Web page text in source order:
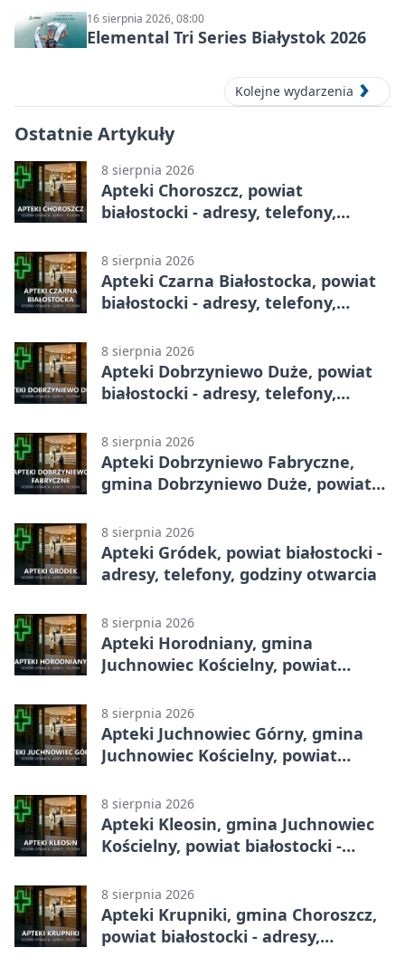
16 sierpnia 2026, 08:00
Elemental Tri Series Białystok 2026
Kolejne wydarzenia
Ostatnie Artykuły
8 sierpnia 2026
Apteki Choroszcz, powiat
białostocki - adresy, telefony,
8 sierpnia 2026
Apteki Czarna Białostocka, powiat
białostocki - adresy, telefony,
8 sierpnia 2026
Apteki Dobrzyniewo Duże, powiat
białostocki - adresy, telefony,
8 sierpnia 2026
Apteki Dobrzyniewo Fabryczne,
gmina Dobrzyniewo Duże, powiat
godziny otwarcia
8 sierpnia 2026
Apteki Gródek, powiat białostocki -
adresy, telefony, godziny otwarcia
8 sierpnia 2026
Apteki Horodniany, gmina
Juchnowiec Kościelny, powiat
godziny otwarcia
8 sierpnia 2026
Apteki Juchnowiec Górny, gmina
Juchnowiec Kościelny, powiat
godziny otwarcia
8 sierpnia 2026
Apteki Kleosin, gmina Juchnowiec
Kościelny, powiat białostocki -
8 sierpnia 2026
Apteki Krupniki, gmina Choroszcz,
powiat białostocki - adresy,